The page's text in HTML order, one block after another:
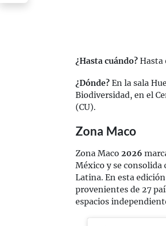
¿Hasta cuándo? Hasta
¿Dónde? En la sala
Biodiversidad, en el
(CU).
Zona Maco
Zona Maco 2026
México y se consolida
Latina. En esta
provenientes de 27
espacios